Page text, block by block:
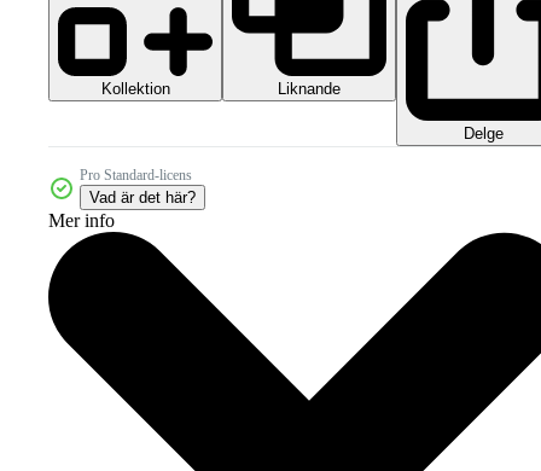
Kollektion Liknande
Delge
Pro Standard-licens
Vad är det här?
Mer info